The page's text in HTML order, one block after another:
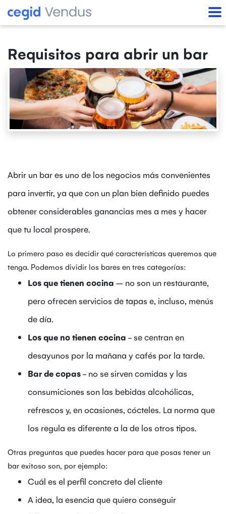
Requisitos para abrir un bar
Abrir un bar es uno de los negocios más convenientes
para invertir, ya que con un plan bien definido puedes
obtener considerables ganancias mes a mes y hacer
que tu local prospere.
Lo primero paso es decidir qué características queremos que
tenga. Podemos dividir los bares en tres categorías:
Los que tienen cocina – no son un restaurante,
pero ofrecen servicios de tapas e, incluso, menús
de día.
Los que no tienen cocina - se centran en
desayunos por la mañana y cafés por la tarde.
Bar de copas- no se sirven comidas y las
consumiciones son las bebidas alcohólicas,
refrescos y, en ocasiones, cócteles. La norma que
los regula es diferente a la de los otros tipos.
Otras preguntas que puedes hacer para que posas tener un
bar exitoso son, por ejemplo:
Cuál es el perfil concreto del cliente
A idea, la esencia que quiero conseguir